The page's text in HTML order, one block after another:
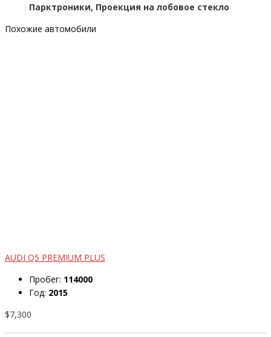
Парктроники, Проекция на лобовое стекло
Похожие автомобили
AUDI Q5 PREMIUM PLUS
Пробег: 114000
Год: 2015
$7,300